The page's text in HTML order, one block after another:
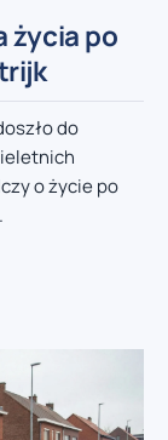
życia po
do
o życie po